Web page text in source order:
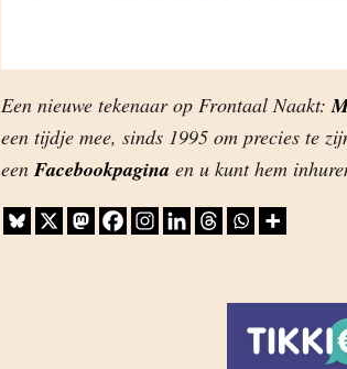
Een nieuwe tekenaar op Frontaal Naakt:
een tijdje mee, sinds 1995 om precies te
eenFacebookpagina en u kunt hem